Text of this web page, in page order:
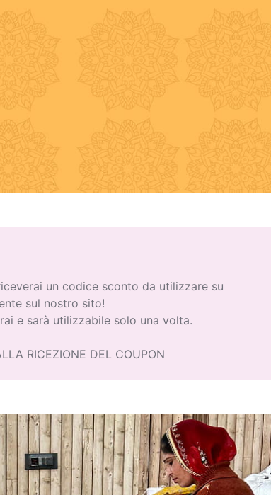
un codice sconto da utilizzare su
sul nostro sito!
e sarà utilizzabile solo una volta.
RICEZIONE DEL COUPON